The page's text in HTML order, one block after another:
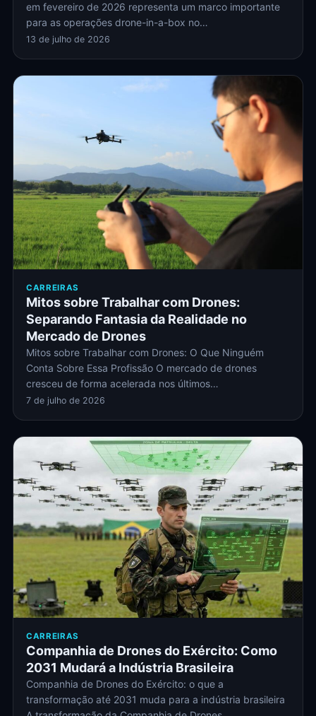
em fevereiro de 2026 representa um marco importante
para as operações drone-in-a-box no…
13 de julho de 2026
CARREIRAS
Mitos sobre Trabalhar com Drones:
Separando Fantasia da Realidade no
Mercado de Drones
Mitos sobre Trabalhar com Drones: O Que Ninguém
Conta Sobre Essa Profissão O mercado de drones
cresceu de forma acelerada nos últimos…
7 de julho de 2026
CARREIRAS
Companhia de Drones do Exército: Como
2031 Mudará a Indústria Brasileira
Companhia de Drones do Exército: o que a
transformação até 2031 muda para a indústria brasileira